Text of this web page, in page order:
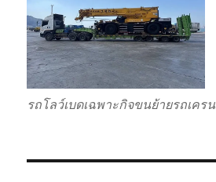
รถโลว์เบดเฉพาะกิจขนย้ายรถเครน